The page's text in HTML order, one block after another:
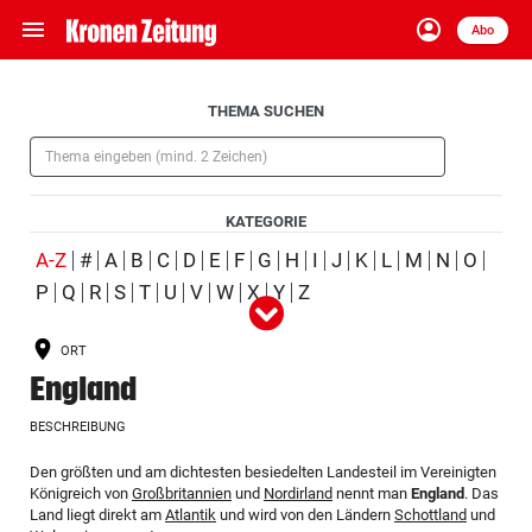
menu Navigation
ein-/ausklappen
account_circle
Anmelden
Abo
close Schließen
account_circle
arrow_right
pin_drop
Wien arrow_rightBundesland
search
Suchbegriff
eingeben
THEMA SUCHEN
KATEGORIE
Alle
(ausgewählt)
Person Ort
A-Z(ausgewählt)
# A B C D E F G H I J K L M N
O
P
Q R S T U V W X Y Z
ORT
England
BESCHREIBUNG
Aufklappen
Den größten und am dichtesten besiedelten Landesteil im Vereinigten
Königreich von Großbritannien und Nordirland nennt man England . Das
Land liegt direkt am Atlantik und wird von den Ländern Schottland und